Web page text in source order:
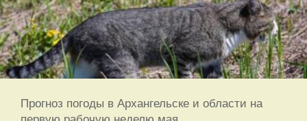
Прогноз погоды в Архангельске и области на